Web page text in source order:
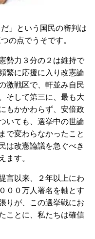
」という国民の審判は
の点でうそです。
勢力３分の２は維持で
繁に応援に入り改憲論
激戦区で、軒並み自民
そして第三に、最も大
もかかわらず、安倍政
いても、選挙中の世論
で変わらなかったこと
は改憲論議を急ぐべき
ます。
言以来、２年以上にわ
００万人署名を軸とす
りが、この選挙戦にお
ことに、私たちは確信